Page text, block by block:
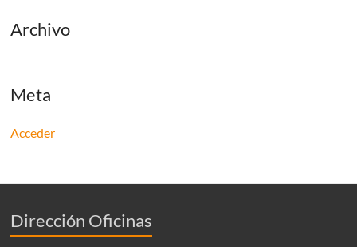
Archivo
Meta
Acceder
Dirección Oficinas